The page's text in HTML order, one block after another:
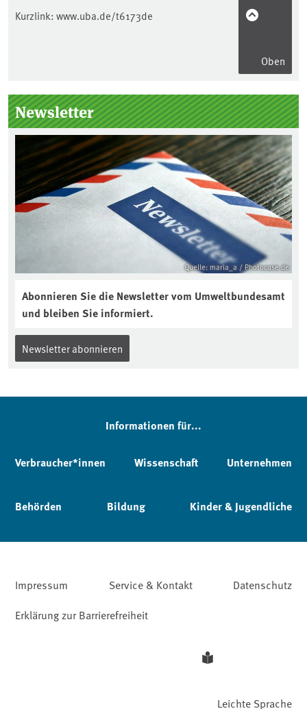
Kurzlink: www.uba.de/t6173de
Oben
Seitenleiste
Newsletter
Quelle: maria_a / Photocase.de
Abonnieren Sie die Newsletter vom Umweltbundesamt
und bleiben Sie informiert.
Newsletter abonnieren
Informationen für...
Verbraucher*innen Wissenschaft Unternehmen
Behörden Bildung Kinder & Jugendliche
Impressum Service & Kontakt
Datenschutz
Erklärung zur Barrierefreiheit
Leichte Sprache